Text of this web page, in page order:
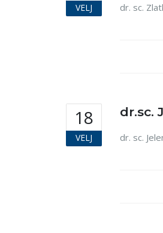
VELJ dr. sc.
18
VELJ
dr.sc.
dr. sc.